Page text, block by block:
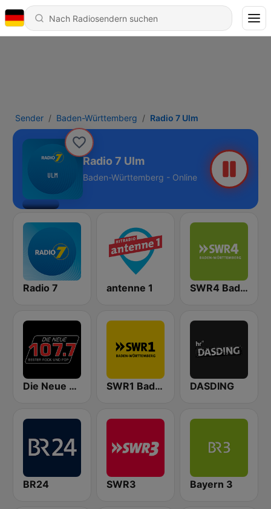
Sender Baden-Württemberg Radio 7 Ulm
Radio 7 Ulm
Baden-Württemberg - Online
Radio 7 antenne 1 SWR4 Baden-Württemberg
Die Neue 107.7 FM SWR1 Baden-Württemberg DASDING
BR24 SWR3 Bayern 3